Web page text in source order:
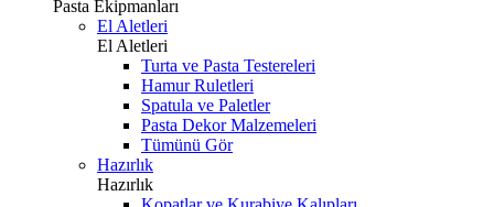
Pasta Ekipmanları
El Aletleri
El Aletleri
Turta ve Pasta Testereleri
Hamur Ruletleri
Spatula ve Paletler
Pasta Dekor Malzemeleri
Tümünü Gör
Hazırlık
Hazırlık